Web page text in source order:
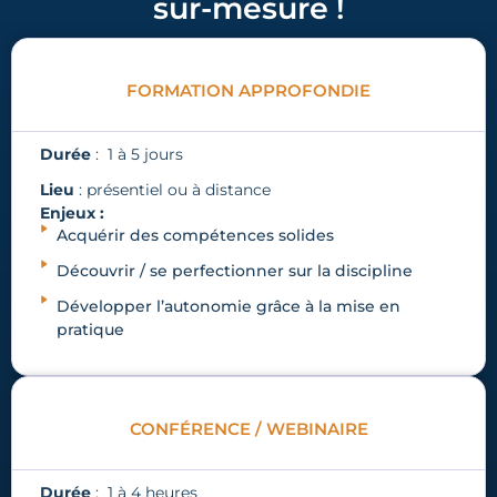
sur-mesure !
FORMATION APPROFONDIE
Durée : 1 à 5 jours
Lieu : présentiel ou à distance
Enjeux :
Acquérir des compétences solides
Découvrir / se perfectionner sur la discipline
Développer l’autonomie grâce à la mise en
pratique
CONFÉRENCE / WEBINAIRE
Durée : 1 à 4 heures